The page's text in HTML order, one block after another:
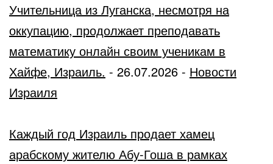
Учительница из Луганска, несмотря на
оккупацию, продолжает преподавать
математику онлайн своим ученикам в
Хайфе, Израиль. - 26.07.2026 - Новости
Израиля
Каждый год Израиль продает хамец
арабскому жителю Абу-Гоша в рамках